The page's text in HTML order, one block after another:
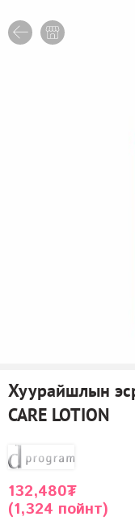
Хуурайшлын
CARE LOTION
132,480₮
(1,324 пойнт)